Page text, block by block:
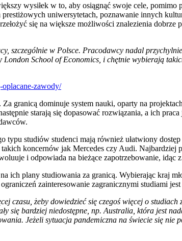
wysiłek w to, aby osiągnąć swoje cele, pomimo
uniwersytetach, poznawanie innych
się na większe możliwości znalezienia dobrze
szczególnie w Polsce. Pracodawcy nadal
School of Economics, i chętnie wybierają
oplacane-zawody/
granicą dominuje system nauki, oparty na
starają się dopasować rozwiązania, a ich
studiów studenci mają również ułatwiony
koncernów jak Mercedes czy Audi. Najbardziej
i odpowiada na bieżące zapotrzebowanie, idąc
ich plany studiowania za granicą. Wybierając kraj
zainteresowanie zagranicznymi studiami
czasu, żeby dowiedzieć się czegoś więcej o studiach
się bardziej niedostępne, np. Australia, która jest
Jeżeli sytuacja pandemiczna na świecie się nie